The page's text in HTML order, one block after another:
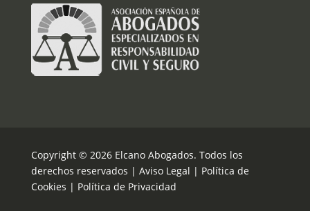
Copyright © 2026 Elcano Abogados. Todos los
derechos reservados | Aviso Legal | Política de
Cookies | Política de Privacidad